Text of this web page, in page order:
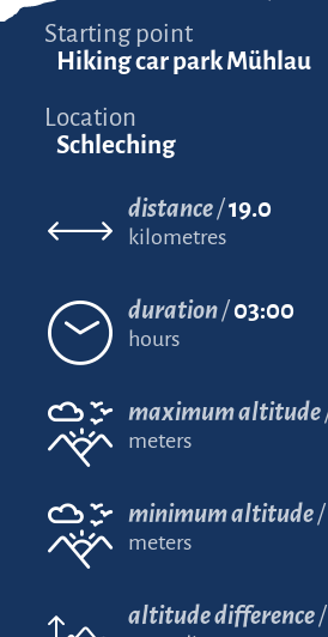
Starting point
Hiking car park Mühlau
Location
Schleching
distance 19.0
kilometres
duration 03:00
hours
maximum altitude
meters
minimum altitude
meters
altitude difference